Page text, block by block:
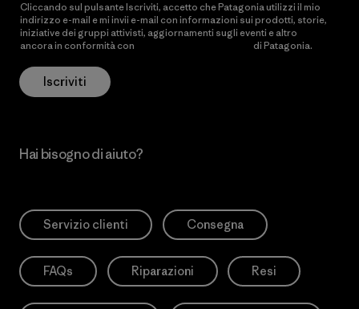
Cliccando sul pulsante Iscriviti, accetto che Patagonia utilizzi il mio
indirizzo e-mail e mi invii e-mail con informazioni sui prodotti, storie,
iniziative dei gruppi attivisti, aggiornamenti sugli eventi e altro
ancora in conformità con
di Patagonia.
Iscriviti
Hai bisogno di aiuto?
Servizio clienti Consegna
FAQs Riparazioni Resi